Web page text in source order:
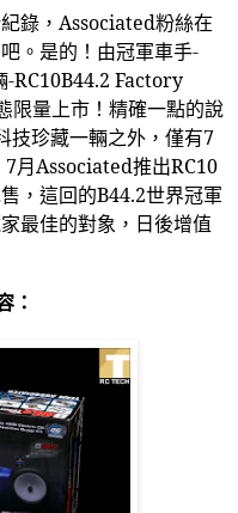
錄， Associated粉絲在
。是的！由冠軍車手-
-RC10B44.2 Factory
限量上市！精確一點的說
技珍藏一輛之外，僅有7
7月Associated推出RC10
，這回的B44.2世界冠軍
最佳的對象，日後增值
：